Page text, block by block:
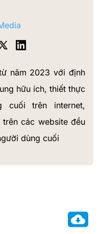
năm 2023 với định
hữu ích, thiết thực
cuối trên internet,
các website đều
dùng cuối